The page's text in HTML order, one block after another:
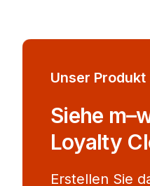
Unser Produkt
Siehe
Loyalty
Erstellen Sie